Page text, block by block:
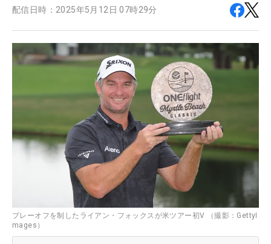
配信日時： 2025年5月12日 07時29分
プレーオフを制したライアン・フォックスが米ツアー初V （撮影：GettyI
mages）